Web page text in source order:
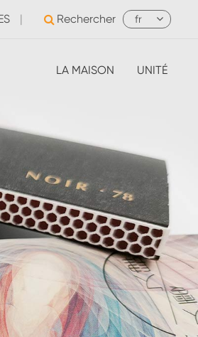
| Rechercher fr
LA MAISON UNITÉ